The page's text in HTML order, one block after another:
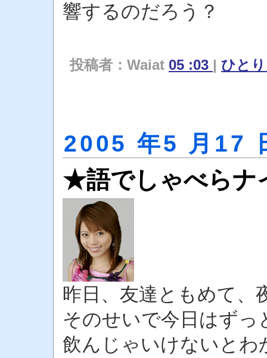
響するのだろう？
投稿者：Waiat 05 :03 | ひと
2005 年5 月17
★語でしゃべらナ
昨日、友達ともめて、
そのせいで今日はずっ
飲んじゃいけないとわ